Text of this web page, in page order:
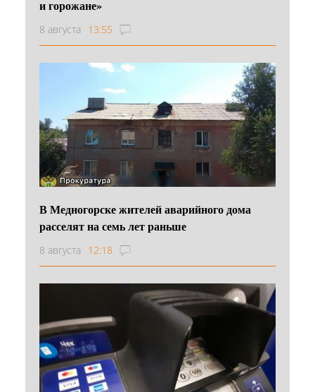
и горожане»
8 августа 13:55
В Медногорске жителей аварийного дома
расселят на семь лет раньше
8 августа 12:18